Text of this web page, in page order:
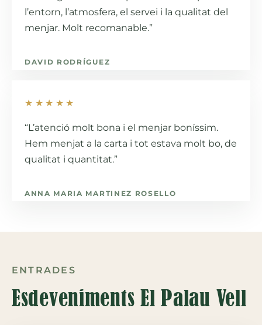
l’entorn, l’atmosfera, el servei i la qualitat del
menjar. Molt recomanable.”
DAVID RODRÍGUEZ
★★★★★
“L’atenció molt bona i el menjar boníssim.
Hem menjat a la carta i tot estava molt bo, de
qualitat i quantitat.”
ANNA MARIA MARTINEZ ROSELLO
ENTRADES
Esdeveniments El Palau Vell